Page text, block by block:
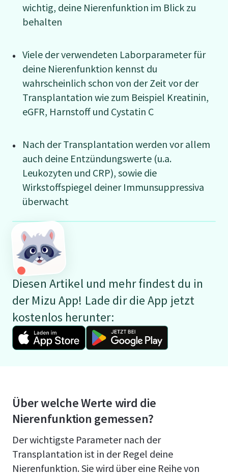
wichtig, deine Nierenfunktion im Blick zu
behalten
Viele der verwendeten Laborparameter für
deine Nierenfunktion kennst du
wahrscheinlich schon von der Zeit vor der
Transplantation wie zum Beispiel Kreatinin,
eGFR, Harnstoff und Cystatin C
Nach der Transplantation werden vor allem
auch deine Entzündungswerte (u.a.
Leukozyten und CRP), sowie die
Wirkstoffspiegel deiner Immunsuppressiva
überwacht
Diesen Artikel und mehr findest du in
der Mizu App! Lade dir die App jetzt
kostenlos herunter:
Über welche Werte wird die
Nierenfunktion gemessen?
Der wichtigste Parameter nach der
Transplantation ist in der Regel deine
Nierenfunktion. Sie wird über eine Reihe von